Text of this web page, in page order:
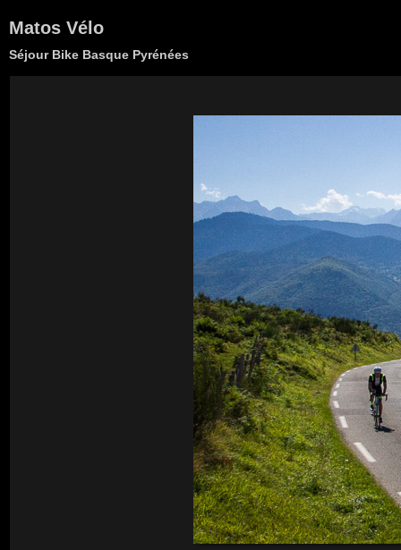
Matos Vélo
Séjour Bike Basque Pyrénées